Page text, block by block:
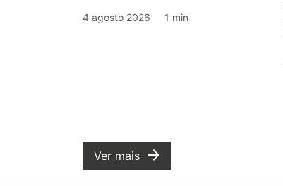
4 agosto 2026 1 min
Ver mais